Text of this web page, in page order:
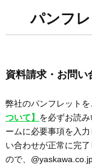
パンフ
資料請求・お問い
弊社のパンフレット
ついて】 を必ずお読
ームに必要事項を入
い合わせが正常に完
ので、